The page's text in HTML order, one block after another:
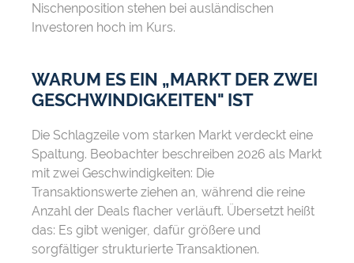
Nischenposition stehen bei ausländischen
Investoren hoch im Kurs.
WARUM ES EIN „MARKT DER ZWEI
GESCHWINDIGKEITEN" IST
Die Schlagzeile vom starken Markt verdeckt eine
Spaltung. Beobachter beschreiben 2026 als Markt
mit zwei Geschwindigkeiten: Die
Transaktionswerte ziehen an, während die reine
Anzahl der Deals flacher verläuft. Übersetzt heißt
das: Es gibt weniger, dafür größere und
sorgfältiger strukturierte Transaktionen.